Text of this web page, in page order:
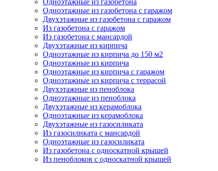
Одноэтажные из газобетона
Одноэтажные из газобетона с гаражом
Двухэтажные из газобетона с гаражом
Из газобетона с гаражом
Из газобетона с мансардой
Двухэтажные из кирпича
Одноэтажные из кирпича до 150 м2
Одноэтажные из кирпича
Одноэтажные из кирпича с гаражом
Одноэтажные из кирпича с террасой
Двухэтажные из пеноблока
Одноэтажные из пеноблока
Двухэтажные из керамоблока
Одноэтажные из керамоблока
Двухэтажные из газосиликата
Из газосиликата с мансардой
Одноэтажные из газосиликата
Из газобетона с односкатной крышей
Из пеноблоков с односкатной крышей